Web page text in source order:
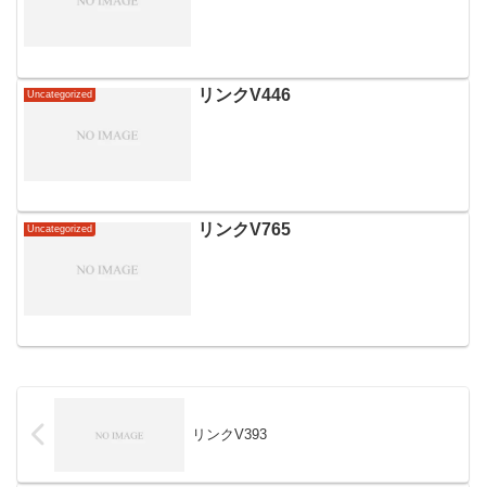
Uncategorized リンクV446
Uncategorized リンクV765
リンクV393